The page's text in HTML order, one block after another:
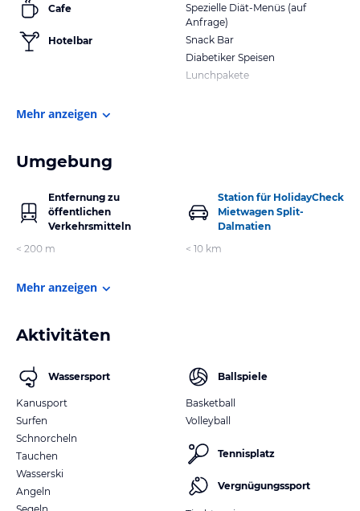
Cafe
Hotelbar
Spezielle Diät-Menüs (auf
Anfrage)
Snack Bar
Diabetiker Speisen
Lunchpakete
Mehr anzeigen
Umgebung
Entfernung zu
öffentlichen
Verkehrsmitteln
< 200 m
Station für HolidayCheck
Mietwagen Split-
Dalmatien
< 10 km
Mehr anzeigen
Aktivitäten
Wassersport
Kanusport
Surfen
Schnorcheln
Tauchen
Wasserski
Angeln
Ballspiele
Basketball
Volleyball
Tennisplatz
Vergnügungssport